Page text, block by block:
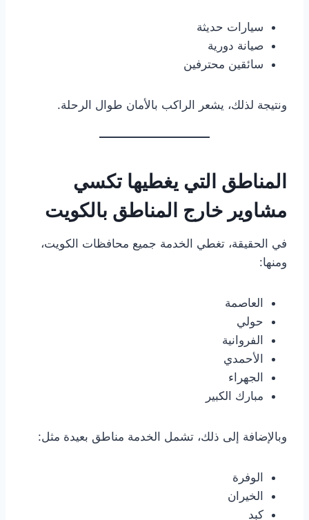
سيارات حديثة
صيانة دورية
سائقين محترفين
ونتيجة لذلك، يشعر الراكب بالأمان طوال الرحلة.
المناطق التي يغطيها تكسي
مشاوير خارج المناطق بالكويت
في الحقيقة، تغطي الخدمة جميع محافظات الكويت،
ومنها:
العاصمة
حولي
الفروانية
الأحمدي
الجهراء
مبارك الكبير
وبالإضافة إلى ذلك، تشمل الخدمة مناطق بعيدة مثل:
الوفرة
الخيران
كبد